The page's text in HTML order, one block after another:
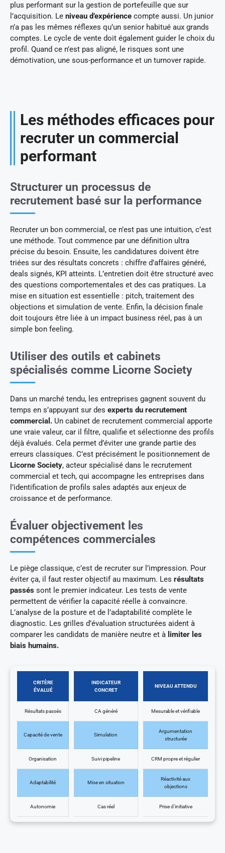
plus performant sur la gestion de portefeuille que sur
l’acquisition. Le niveau d’expérience compte aussi. Un junior
n’a pas les mêmes réflexes qu’un senior habitué aux grands
comptes. Le cycle de vente doit également guider le choix du
profil. Quand ce n’est pas aligné, le risques sont une
démotivation, une sous-performance et un turnover rapide.
Les méthodes efficaces pour
recruter un commercial
performant
Structurer un processus de
recrutement basé sur la performance
Recruter un bon commercial, ce n’est pas une intuition, c’est
une méthode. Tout commence par une définition ultra
précise du besoin. Ensuite, les candidatures doivent être
triées sur des résultats concrets : chiffre d’affaires généré,
deals signés, KPI atteints. L’entretien doit être structuré avec
des questions comportementales et des cas pratiques. La
mise en situation est essentielle : pitch, traitement des
objections et simulation de vente. Enfin, la décision finale
doit toujours être liée à un impact business réel, pas à un
simple bon feeling.
Utiliser des outils et cabinets
spécialisés comme Licorne Society
Dans un marché tendu, les entreprises gagnent souvent du
temps en s’appuyant sur des experts du recrutement
commercial. Un cabinet de recrutement commercial apporte
une vraie valeur, car il filtre, qualifie et sélectionne des profils
déjà évalués. Cela permet d’éviter une grande partie des
erreurs classiques. C’est précisément le positionnement de
Licorne Society, acteur spécialisé dans le recrutement
commercial et tech, qui accompagne les entreprises dans
l’identification de profils sales adaptés aux enjeux de
croissance et de performance.
Évaluer objectivement les
compétences commerciales
Le piège classique, c’est de recruter sur l’impression. Pour
éviter ça, il faut rester objectif au maximum. Les résultats
passés sont le premier indicateur. Les tests de vente
permettent de vérifier la capacité réelle à convaincre.
L’analyse de la posture et de l’adaptabilité complète le
diagnostic. Les grilles d’évaluation structurées aident à
comparer les candidats de manière neutre et à limiter les
biais humains.
CRITÈRE
ÉVALUÉ
INDICATEUR
CONCRET
NIVEAU ATTENDU
Résultats passés CA généré Mesurable et vérifiable
Capacité de vente Simulation
Argumentation
structurée
Organisation Suivi pipeline CRM propre et régulier
Adaptabilité Mise en situation
Réactivité aux
objections
Autonomie Cas réel Prise d’initiative